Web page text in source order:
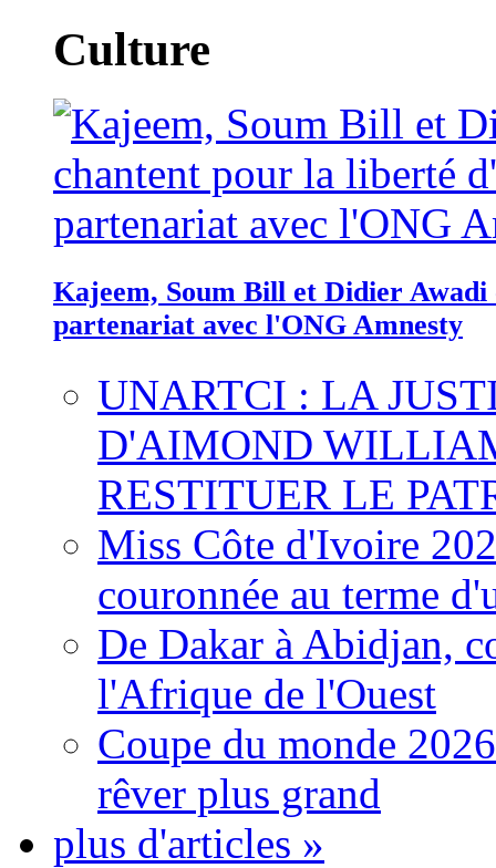
Culture
Kajeem, Soum Bill et Didier
partenariat avec l'ONG Amnesty
UNARTCI : LA
D'AIMOND
RESTITUER LE
Miss Côte d'Ivoire
couronnée au terme
De Dakar à Abidjan,
l'Afrique de l'Ouest
Coupe du monde
rêver plus grand
plus d'articles »